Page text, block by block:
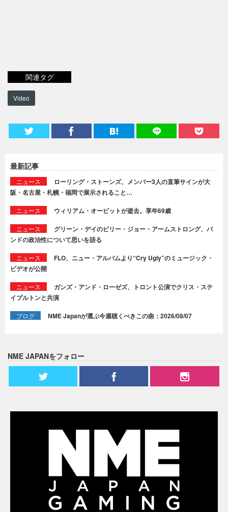
関連タグ
Video
最新記事
ニュース
ローリング・ストーンズ、メンバー3人の直筆サインが大
阪・名古屋・札幌・福岡で展示されること…
ニュース ウィリアム・オービットが逝去。享年69歳
ニュース
グリーン・デイのビリー・ジョー・アームストロング、バ
ンドの政治性について思いを語る
ニュース
FLO、ニュー・アルバムより“Cry Ugly”のミュージック・
ビデオが公開
ニュース
ガンズ・アンド・ローゼズ、トロント公演でクリス・ステ
イプルトンと共演
ブログ NME Japanが選ぶ今週聴くべきこの曲：2026/08/07
NME JAPANをフォロー